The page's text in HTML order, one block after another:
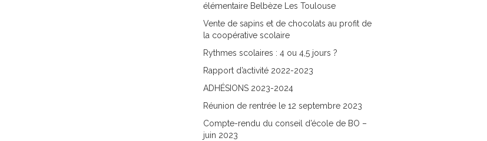
élémentaire Belbèze Les Toulouse
Vente de sapins et de chocolats au profit de
la coopérative scolaire
Rythmes scolaires : 4 ou 4,5 jours ?
Rapport d’activité 2022-2023
ADHÉSIONS 2023-2024
Réunion de rentrée le 12 septembre 2023
Compte-rendu du conseil d’école de BO –
juin 2023